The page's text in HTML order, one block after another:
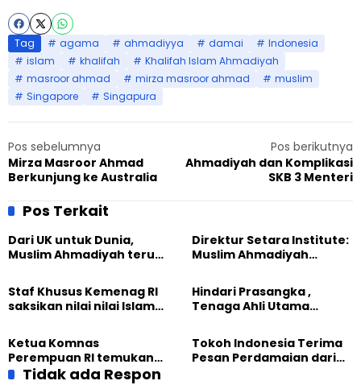
Tag agama ahmadiyya damai
Indonesia
islam
khalifah
Khalifah Islam Ahmadiyah
masroor ahmad
mirza masroor ahmad
muslim
Singapore
Singapura
Pos sebelumnya
Mirza Masroor Ahmad
Berkunjung ke Australia
Pos berikutnya
Ahmadiyah dan Komplikasi
SKB 3 Menteri
Pos Terkait
Dari UK untuk Dunia,
Muslim Ahmadiyah terus
Kemanusiaan Global
Direktur Setara Institute:
Muslim Ahmadiyah
Dunia dari “Infrastruktur
Kemanusiaan”
Staf Khusus Kemenag RI
saksikan nilai nilai Islam
Internasional Muslim
Ahmadiyah UK 2026
Hindari Prasangka ,
Tenaga Ahli Utama
fakta langsung
kehidupan Muslim
Ahmadiyah di Inggris
Ketua Komnas
Perempuan RI temukan
optimisme
Tokoh Indonesia Terima
Pesan Perdamaian dari
Tidak ada Respon